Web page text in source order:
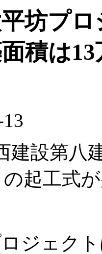
坊プ
積は
建設第八
起工式
ジェク